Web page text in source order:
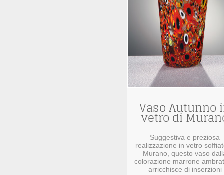
Vaso Autunno
vetro di
Suggestiva e preziosa
realizzazione in vetro
Murano, questo vaso
colorazione marrone
arricchisce di inserzioni